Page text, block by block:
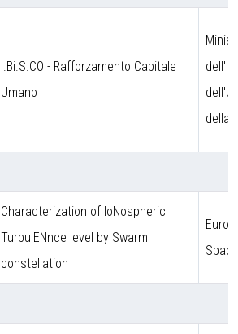
I.Bi.S.CO - Rafforzamento Capitale
Umano
della
Characterization of IoNospheric
TurbulENnce level by Swarm
constellation